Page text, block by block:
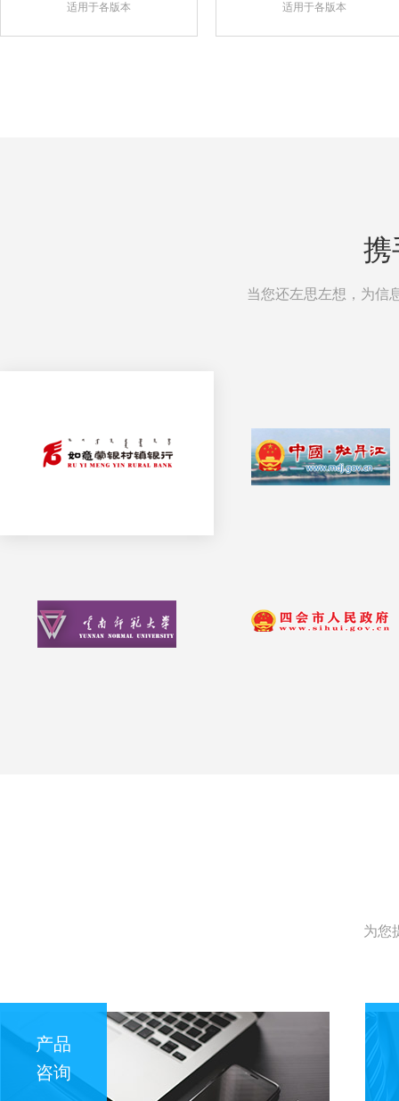
适用于各版本 适用于各版本
携
当您还左思左想，为信
为您
产品
咨询